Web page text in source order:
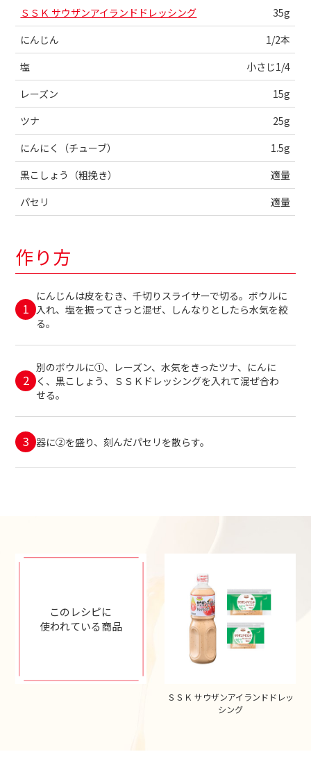
ＳＳＫ サウザンアイランドドレッシング
35g
にんじん
1/2本
塩
小さじ1/4
レーズン
15g
ツナ
25g
にんにく（チューブ）
1.5g
黒こしょう（粗挽き）
適量
パセリ
適量
作り方
にんじんは皮をむき、千切りスライサーで切る。ボウルに
入れ、塩を振ってさっと混ぜ、しんなりとしたら水気を絞
る。
別のボウルに①、レーズン、水気をきったツナ、にんに
く、黒こしょう、ＳＳＫドレッシングを入れて混ぜ合わ
せる。
器に②を盛り、刻んだパセリを散らす。
このレシピに
使われている商品
ＳＳＫ サウザンアイランドドレッ
シング